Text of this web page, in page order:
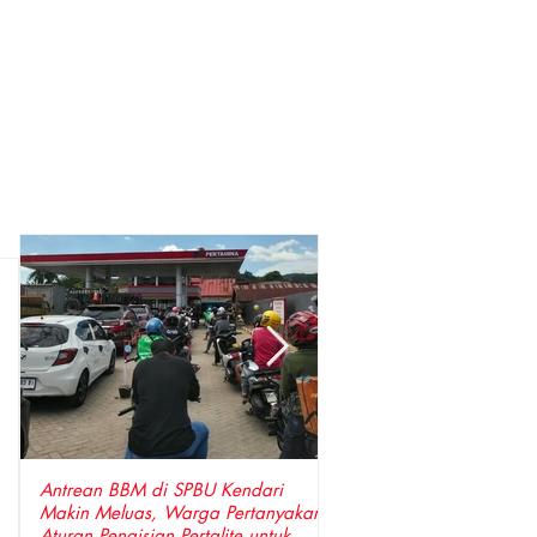
Antrean BBM di SPBU Kendari
Makin Meluas, Warga Pertanyakan